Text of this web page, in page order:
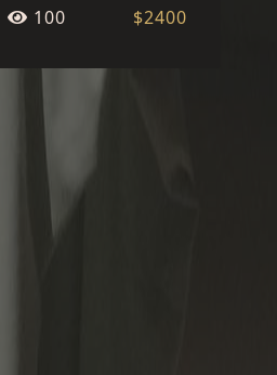
100
$2400